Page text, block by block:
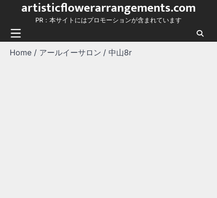
content
artisticflowerarrangements.com
PR：本サイトにはプロモーションが含まれています
Home アールイーサロン 中山8r